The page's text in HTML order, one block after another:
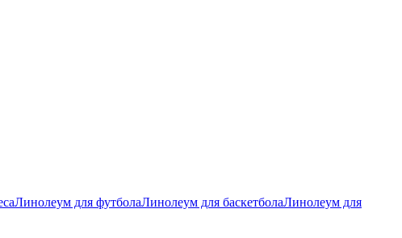
Линолеум для футболаЛинолеум для баскетболаЛинолеум для